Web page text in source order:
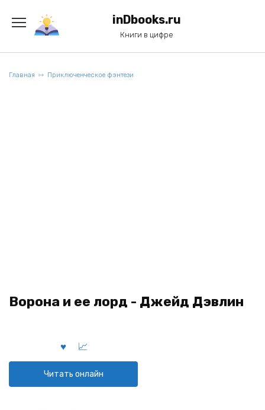
содержанию
inDbooks.ru
Книги в цифре
Главная Приключенческое фэнтези
Ворона и ее лорд - Джейд Дэвлин
Читать онлайн